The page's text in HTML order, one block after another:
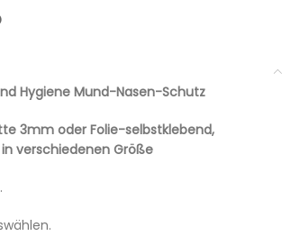
Hygiene Mund-Nasen-Schutz
3mm oder Folie-selbstklebend,
in verschiedenen Größe